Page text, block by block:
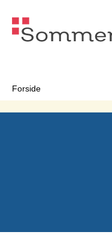
Forside